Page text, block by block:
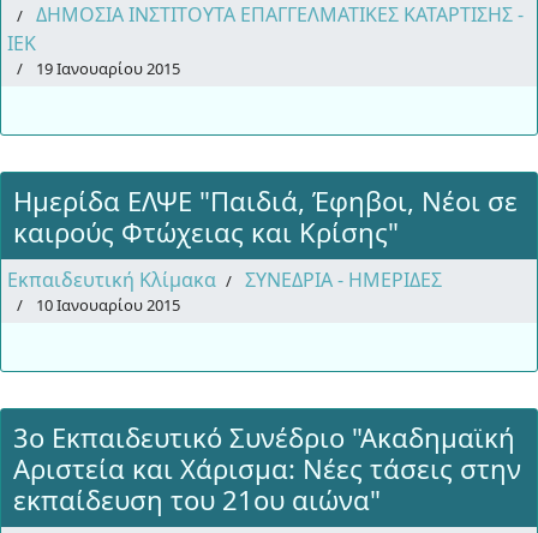
ΔΗΜΟΣΙΑ ΙΝΣΤΙΤΟΥΤΑ ΕΠΑΓΓΕΛΜΑΤΙΚΕΣ ΚΑΤΑΡΤΙΣΗΣ -
ΙΕΚ
19 Ιανουαρίου 2015
Ημερίδα ΕΛΨΕ "Παιδιά, Έφηβοι, Νέοι σε
καιρούς Φτώχειας και Κρίσης"
Εκπαιδευτική Κλίμακα ΣΥΝΕΔΡΙΑ - ΗΜΕΡΙΔΕΣ
10 Ιανουαρίου 2015
3ο Εκπαιδευτικό Συνέδριο "Ακαδημαϊκή
Αριστεία και Χάρισμα: Νέες τάσεις στην
εκπαίδευση του 21ου αιώνα"